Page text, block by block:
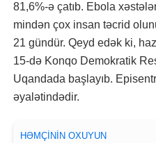
81,6%-ə çatıb. Ebola
mindən çox insan təcrid
21 gündür. Qeyd edək ki,
15-də Konqo Demokratik
Uqandada başlayıb.
əyalətindədir.
HƏMÇININ OXUYUN